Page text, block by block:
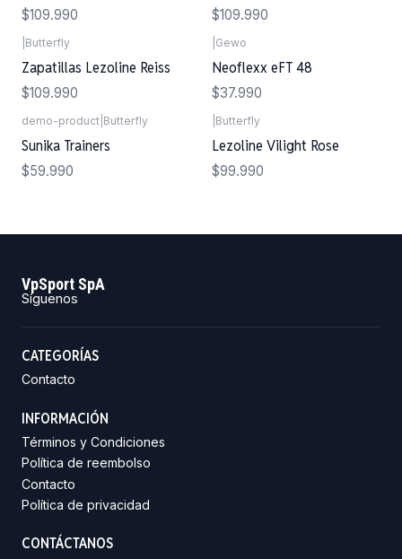
$109.990 $109.990
Butterfly
Zapatillas Lezoline Reiss
$109.990
Gewo
Neoflexx eFT 48
$37.990
demo-product Butterfly
Sunika Trainers
$59.990
Butterfly
Lezoline Vilight Rose
$99.990
VpSport SpA
Síguenos
CATEGORÍAS
Contacto
INFORMACIÓN
Términos y Condiciones
Política de reembolso
Contacto
Política de privacidad
CONTÁCTANOS